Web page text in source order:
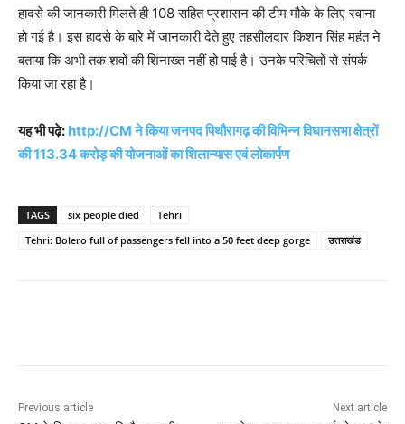
हादसे की जानकारी मिलते ही 108 सहित प्रशासन की टीम मौके के लिए रवाना
हो गई है। इस हादसे के बारे में जानकारी देते हुए तहसीलदार किशन सिंह महंत ने
बताया कि अभी तक शवों की शिनाख्त नहीं हो पाई है। उनके परिचितों से संपर्क
किया जा रहा है।
यह भी पढ़े: http://CM ने किया जनपद पिथौरागढ़ की विभिन्न विधानसभा क्षेत्रों
की 113.34 करोड़ की योजनाओं का शिलान्यास एवं लोकार्पण
TAGS six people died
Tehri
Tehri: Bolero full of passengers fell into a 50 feet deep gorge
उत्तराखंड
Previous article Next article